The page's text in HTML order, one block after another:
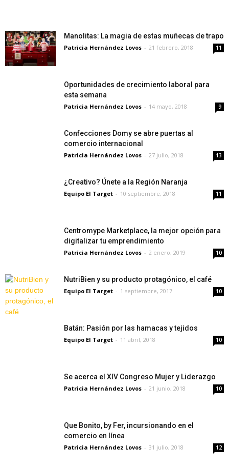
Manolitas: La magia de estas muñecas de trapo
Patricia Hernández Lovos - 21 febrero, 2018 11
Oportunidades de crecimiento laboral para
esta semana
Patricia Hernández Lovos - 14 mayo, 2018 9
Confecciones Domy se abre puertas al
comercio internacional
Patricia Hernández Lovos - 27 julio, 2018 13
¿Creativo? Únete a la Región Naranja
Equipo El Target - 10 septiembre, 2018 11
Centromype Marketplace, la mejor opción para
digitalizar tu emprendimiento
Patricia Hernández Lovos - 2 enero, 2019 10
NutriBien y su producto protagónico, el café
Equipo El Target - 1 septiembre, 2017 10
Batán: Pasión por las hamacas y tejidos
Equipo El Target - 11 abril, 2018 10
Se acerca el XIV Congreso Mujer y Liderazgo
Patricia Hernández Lovos - 21 junio, 2018 10
Que Bonito, by Fer, incursionando en el
comercio en línea
Patricia Hernández Lovos - 31 julio, 2018 12